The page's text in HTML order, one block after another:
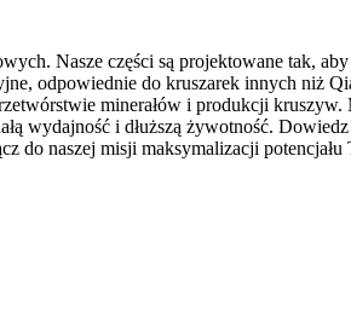
Nasze części są projektowane tak,
odpowiednie do kruszarek innych niż
minerałów i produkcji kruszyw.
wydajność i dłuższą żywotność.
do naszej misji maksymalizacji potencjału